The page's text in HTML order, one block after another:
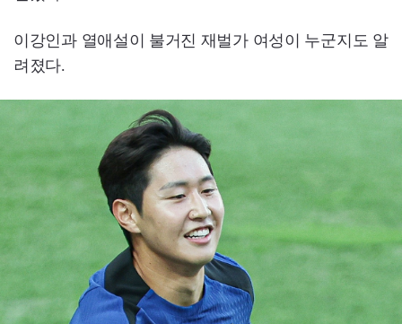
이강인과 열애설이 불거진 재벌가 여성이 누군지도 알
려졌다.